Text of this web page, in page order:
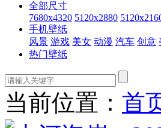
全部尺寸
7680x4320 5120x2880
手机壁纸
风景 游戏 美女 动漫 汽车 创意
热门壁纸
当前位置： 首